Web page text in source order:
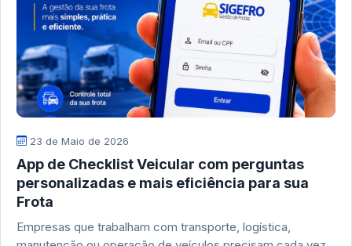
23 de Maio de 2026
App de Checklist Veicular com perguntas
personalizadas e mais eficiência para sua
Frota
Empresas que trabalham com transporte, logística,